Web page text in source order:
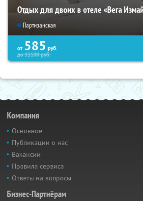
Отдых для двоих в отеле «Вега
Партизанская
от 585 руб.
до11100руб.
Компания
Основное
Публикации о нас
Вакансии
Правила сервиса
Ответы на вопросы
Бизнес-Партнёрам